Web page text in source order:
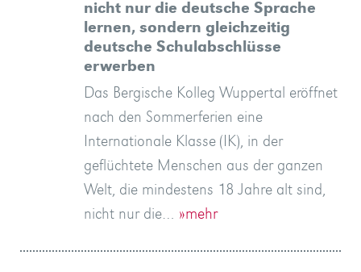
nicht nur die deutsche Sprache
lernen, sondern gleichzeitig
deutsche Schulabschlüsse
erwerben
Das Bergische Kolleg Wuppertal eröffnet
nach den Sommerferien eine
Internationale Klasse (IK), in der
geflüchtete Menschen aus der ganzen
Welt, die mindestens 18 Jahre alt sind,
nicht nur die… »mehr